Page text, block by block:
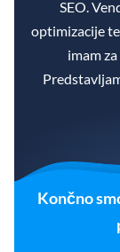
SEO.
optimizacije
imam
Končno